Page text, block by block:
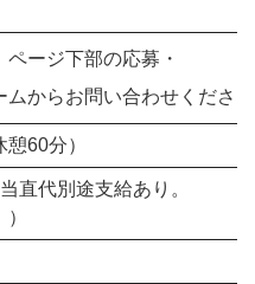
ージ下部の応募・
からお問い合わせください
60分）
直代別途支給あり。